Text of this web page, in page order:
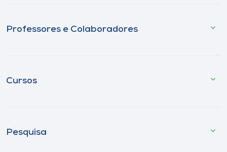
Professores e Colaboradores
Cursos
Pesquisa